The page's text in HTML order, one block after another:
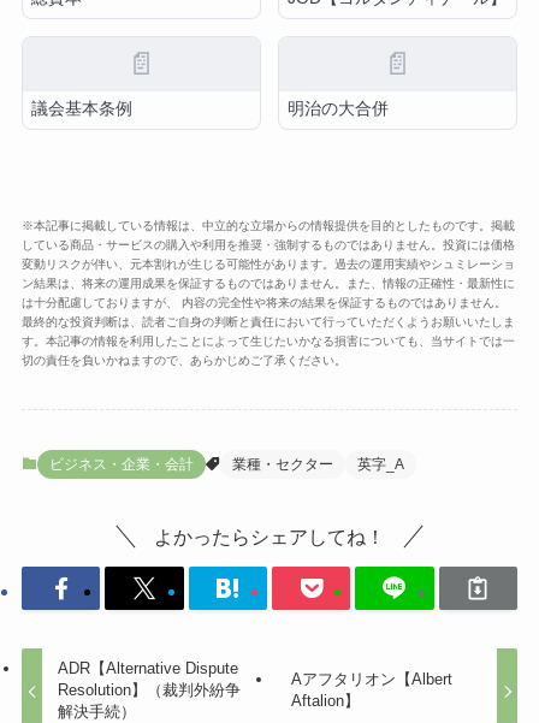
📄
議会基本条例
📄
明治の大合併
※本記事に掲載している情報は、中立的な立場からの情報提供を目的としたものです。掲載
している商品・サービスの購入や利用を推奨・強制するものではありません。投資には価格
変動リスクが伴い、元本割れが生じる可能性があります。過去の運用実績やシュミレーショ
ン結果は、将来の運用成果を保証するものではありません。また、情報の正確性・最新性に
は十分配慮しておりますが、 内容の完全性や将来の結果を保証するものではありません。
最終的な投資判断は、読者ご自身の判断と責任において行っていただくようお願いいたしま
す。本記事の情報を利用したことによって生じたいかなる損害についても、当サイトでは一
切の責任を負いかねますので、あらかじめご了承ください。
ビジネス・企業・会計 業種・セクター 英字_A
よかったらシェアしてね！
ADR【Alternative Dispute
Resolution】（裁判外紛争
解決手続）
Aアフタリオン【Albert
Aftalion】